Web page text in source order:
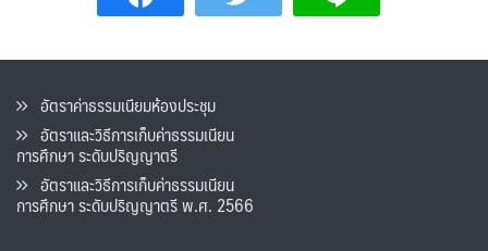
อัตราค่าธรรมเนียมห้องประชุม
อัตราและวิธีการเก็บค่าธรรมเนียน
การศึกษา ระดับปริญญาตรี
อัตราและวิธีการเก็บค่าธรรมเนียน
การศึกษา ระดับปริญญาตรี พ.ศ. 2566